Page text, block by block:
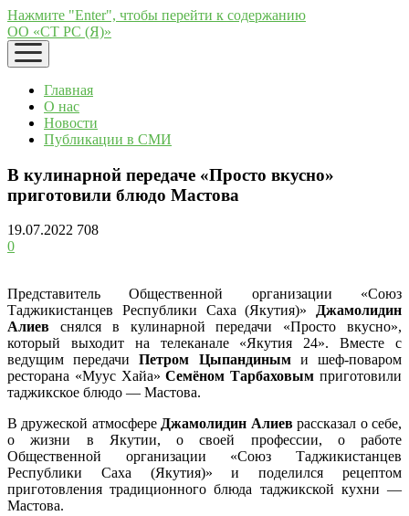
Нажмите "Enter", чтобы перейти к содержанию
ОО «СТ РС (Я)»
открыть
меню
Главная
О нас
Новости
Публикации в СМИ
В кулинарной передаче «Просто вкусно»
приготовили блюдо Мастова
19.07.2022 708
0
Представитель Общественной организации «Союз
Таджикистанцев Республики Саха (Якутия)» Джамолидин
Алиев снялся в кулинарной передачи «Просто вкусно»,
который выходит на телеканале «Якутия 24». Вместе с
ведущим передачиПетром Цыпандиными шеф-поваром
ресторана «Муус Хайа»Семёном Тарбаховым приготовили
таджикское блюдо — Мастова.
В дружеской атмосфереДжамолидин Алиеврассказал о себе,
о жизни в Якутии, о своей профессии, о работе
Общественной организации «Союз Таджикистанцев
Республики Саха (Якутия)» и поделился рецептом
приготовления традиционного блюда таджикской кухни —
Мастова.